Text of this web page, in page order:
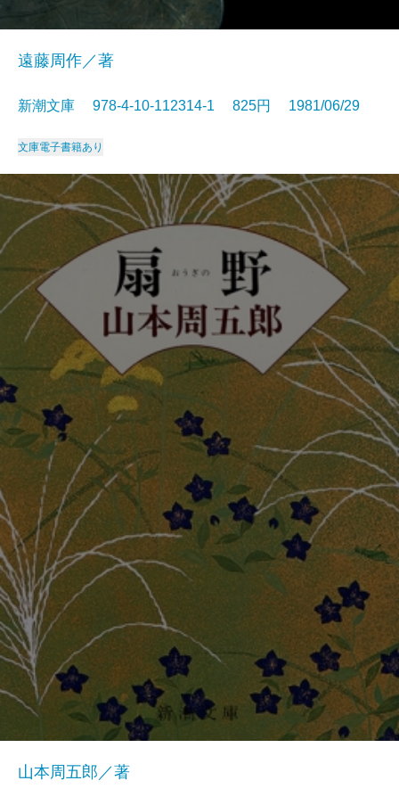
遠藤周作／著
新潮文庫 978-4-10-112314-1 825円 1981/06/29
文庫電子書籍あり
山本周五郎／著